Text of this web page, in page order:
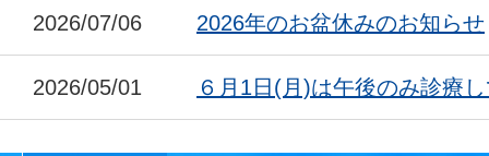
2026/07/06 2026年のお盆休みのお知らせ
2026/05/01 ６月1日(月)は午後のみ診療